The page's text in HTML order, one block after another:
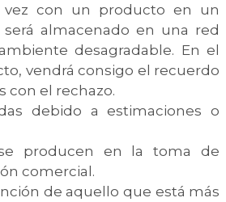
con un producto en un
almacenado en una red
desagradable. En el
vendrá consigo el recuerdo
con el rechazo.
debido a estimaciones o
producen en la toma de
comercial.
de aquello que está más